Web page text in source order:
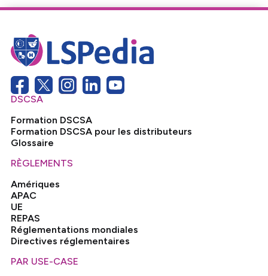
DSCSA
Formation DSCSA
Formation DSCSA pour les distributeurs
Glossaire
RÈGLEMENTS
Amériques
APAC
UE
REPAS
Réglementations mondiales
Directives réglementaires
PAR USE-CASE